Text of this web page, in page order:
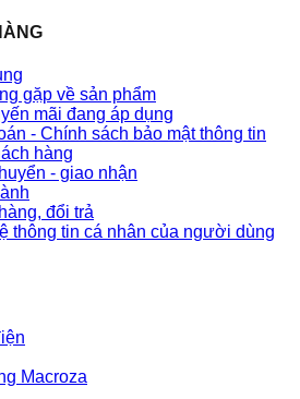
gặp về sản phẩm
mãi đang áp dụng
- Chính sách bảo mật thông tin
hàng
- giao nhận
đổi trả
thông tin cá nhân của người dùng
Macroza